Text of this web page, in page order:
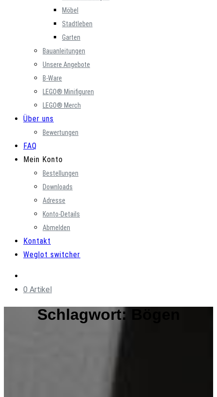
Möbel
Stadtleben
Garten
Bauanleitungen
Unsere Angebote
B-Ware
LEGO® Minifiguren
LEGO® Merch
Über uns
Bewertungen
FAQ
Mein Konto
Bestellungen
Downloads
Adresse
Konto-Details
Abmelden
Kontakt
Weglot switcher
0 Artikel
Schlagwort: